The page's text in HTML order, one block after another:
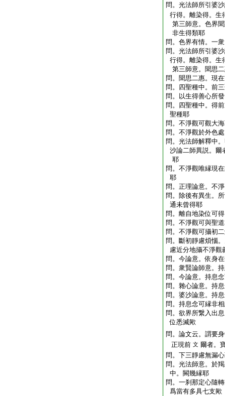
問。光法師所引婆
行得。離染得。生
第三師意。色界
非生得類耶
問。色界有情。一
問。光法師所引婆
行得。離染得。生
第三師意。聞思
問。聞思二惠。現
問。四聖種中。前
問。以生得善心所
問。四聖種中。得
聖種耶
問。不淨觀可觀大
問。不淨觀於外色
問。光法師解釋中
沙論二師異説。爾
耶
問。不淨觀唯縁現
耶
問。正理論意。不
問。除後有異生。
通未曾得耶
問。離自地染位可
問。不淨觀可與聖
問。不淨觀可攝初
問。斷初靜慮煩惱
慮近分地攝不淨觀
問。今論意。依身
問。衆賢論師意。
問。今論意。持息
問。雜心論意。持
問。婆沙論意。持
問。持息念可縁非
問。欲界所繋入出
位悉滅歟
問。論文云。謂要
正現前 文 爾者。
問。下三靜慮無漏
問。光法師意。於
中。闕幾縁耶
問。一刹那定心隨
爲當有多具七支歟